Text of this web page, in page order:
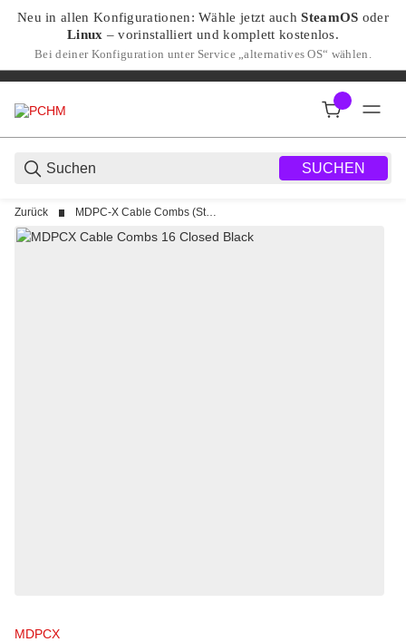
Neu in allen Konfigurationen: Wähle jetzt auchSteamOS oder
Linux – vorinstalliert und komplett kostenlos.
Bei deiner Konfiguration unter Service „alternatives OS“ wählen.
SUCHEN
Zurück MDPC-X Cable Combs (Standard & 12VHPWR Combs)
MDPCX